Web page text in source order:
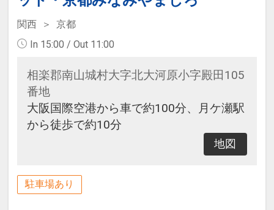
関西
京都
In 15:00 / Out 11:00
相楽郡南山城村大字北大河原小字殿田105
番地
大阪国際空港から車で約100分、月ケ瀬駅
から徒歩で約10分
地図
駐車場あり